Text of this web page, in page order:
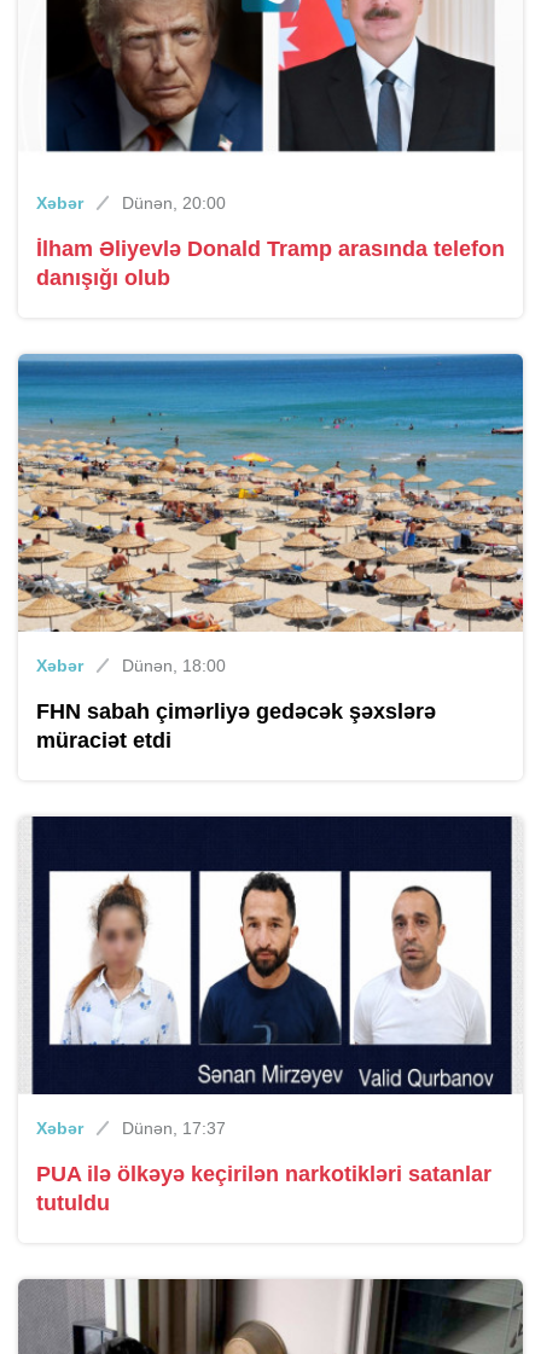
Xəbər Dünən, 20:00
İlham Əliyevlə Donald Tramp arasında telefon
danışığı olub
Xəbər Dünən, 18:00
FHN sabah çimərliyə gedəcək şəxslərə
müraciət etdi
Xəbər Dünən, 17:37
PUA ilə ölkəyə keçirilən narkotikləri satanlar
tutuldu